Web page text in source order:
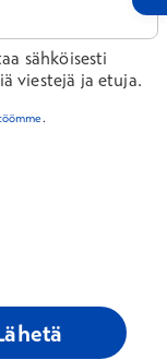
sähköisesti
viestejä ja etuja.
.